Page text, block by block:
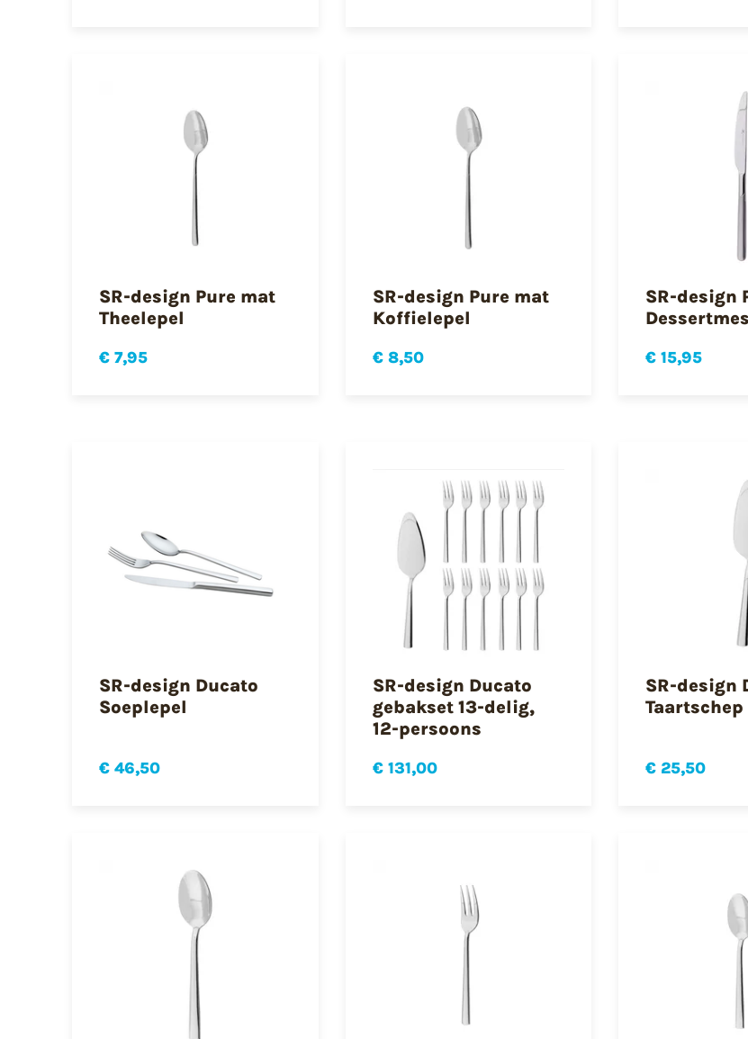
SR-design Pure mat
Theelepel
€ 7,95
SR-design Pure mat
Koffielepel
€ 8,50
SR-design
Dessertmes
€ 15,95
SR-design Ducato
Soeplepel
€ 46,50
SR-design Ducato
gebakset 13-delig,
12-persoons
€ 131,00
SR-design
Taartschep
€ 25,50